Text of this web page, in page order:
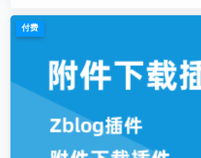
付费